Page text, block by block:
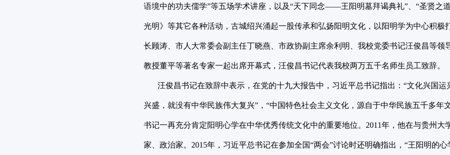
语境中的功夫儒学”等五场学术讲座，以及“天下同念——王阳明墓拜谒典礼”、“圣贤
光明》等其它各种活动，古城绍兴涌起一股传承和弘扬阳明文化，以阳明学为中心积
长顾涛、市人大常委会副主任丁晓燕、市政协副主席余利明、我校党委书记汪俊昌等
教授董平等著名专家一起出席开幕式，汪俊昌书记代表我校两万五千名师生员工致辞。
汪俊昌书记在致辞中表示，在党的十九大报告中，习近平总书记指出：“文化兴国运
兴盛，就没有中华民族伟大复兴”，“中国特色社会主义文化，源自于中华民族五千多
书记一再充分肯定阳明心学在中华优秀传统文化中的重要地位。2011年，他在与贵州
家、政治家。2015年，习近平总书记在参加全国“两会”讨论时还明确指出，“王阳明的